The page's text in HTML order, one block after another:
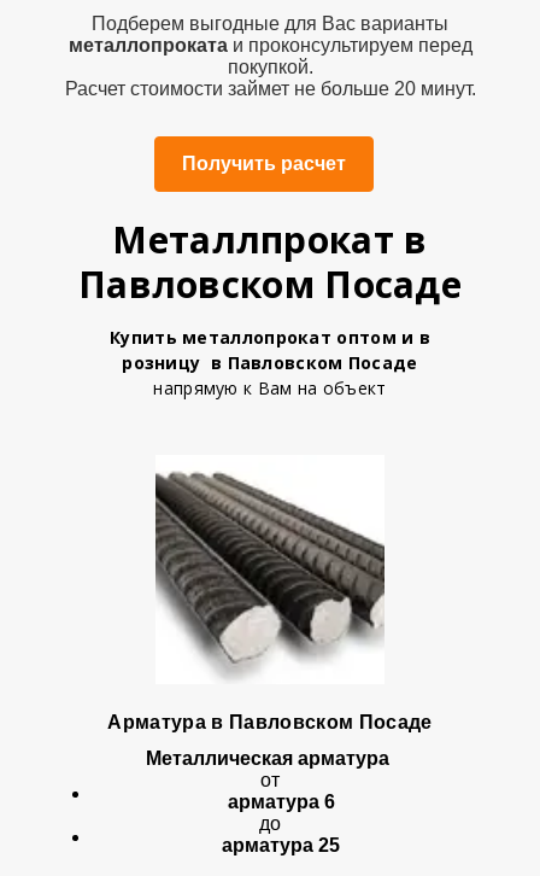
Подберем выгодные для Вас варианты
металлопрокатаи проконсультируем перед
покупкой.
Расчет стоимости займет не больше 20 минут.
Получить расчет
Металлпрокат в
Павловском Посаде
Купить металлопрокат оптом и в
розницу в Павловском Посаде
напрямую к Вам на объект
Арматура в Павловском Посаде
Металлическая арматура
от
арматура 6
до
арматура 25